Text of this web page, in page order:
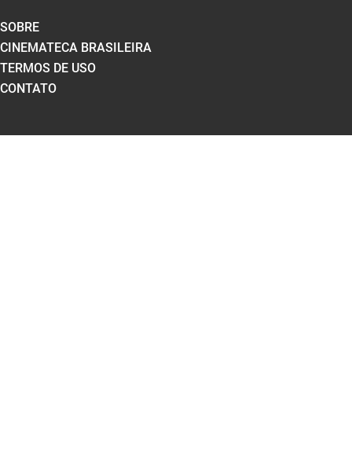
SOBRE
CINEMATECA BRASILEIRA
TERMOS DE USO
CONTATO